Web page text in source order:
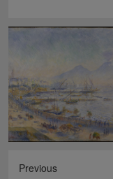
Previous